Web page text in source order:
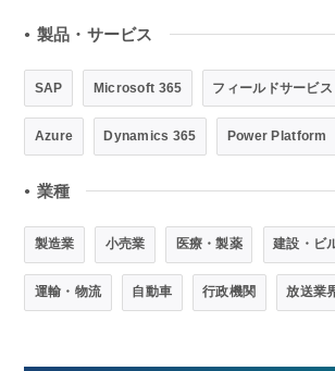
● 製品・サービス
SAP Microsoft 365 フィールドサービス
Azure Dynamics 365 Power Platform
● 業種
製造業 小売業 医療・製薬 建設・ビ
運輸・物流 自動車 行政機関 放送業